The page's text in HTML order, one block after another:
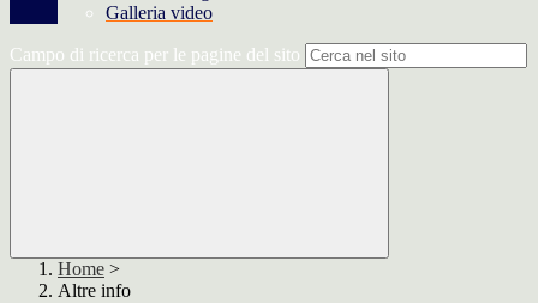
Galleria video
Campo di ricerca per le pagine del sito
Home >
Altre info